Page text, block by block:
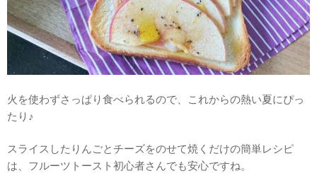
火を使わずさっぱり食べられるので、これからの熱い夏にぴっ
たり♪
スライスしたりんごとチーズをのせて焼くだけの簡単レシピ
は、フルーツトースト初心者さんでも安心ですね。